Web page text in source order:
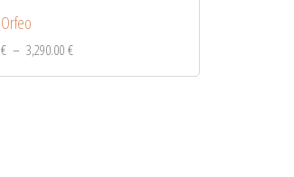
Orfeo
€ – 3,290.00€